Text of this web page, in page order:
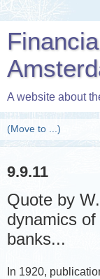
A website about
9.9.11
Quote by
dynamics
banks...
In 1920,